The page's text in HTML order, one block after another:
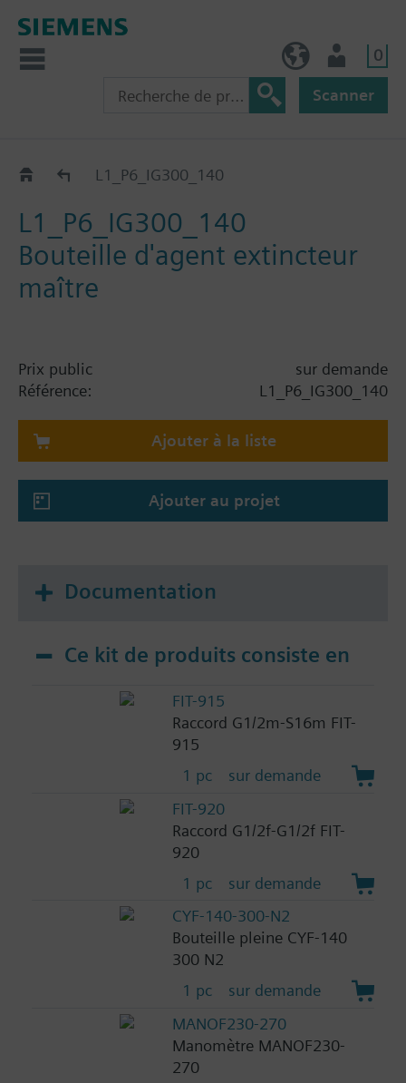
0
Scanner
CatalogueL1_P6_IG300_140
L1_P6_IG300_140
Bouteille d'agent extincteur
maître
Prix public
sur demande
Référence:
L1_P6_IG300_140
Ajouter à la liste
Ajouter au projet
Documentation
Ce kit de produits consiste en
FIT-915
Raccord G1/2m-S16m FIT-
915
1 pc
sur demande
FIT-920
Raccord G1/2f-G1/2f FIT-
920
1 pc
sur demande
CYF-140-300-N2
Bouteille pleine CYF-140
300 N2
1 pc
sur demande
MANOF230-270
Manomètre MANOF230-
270